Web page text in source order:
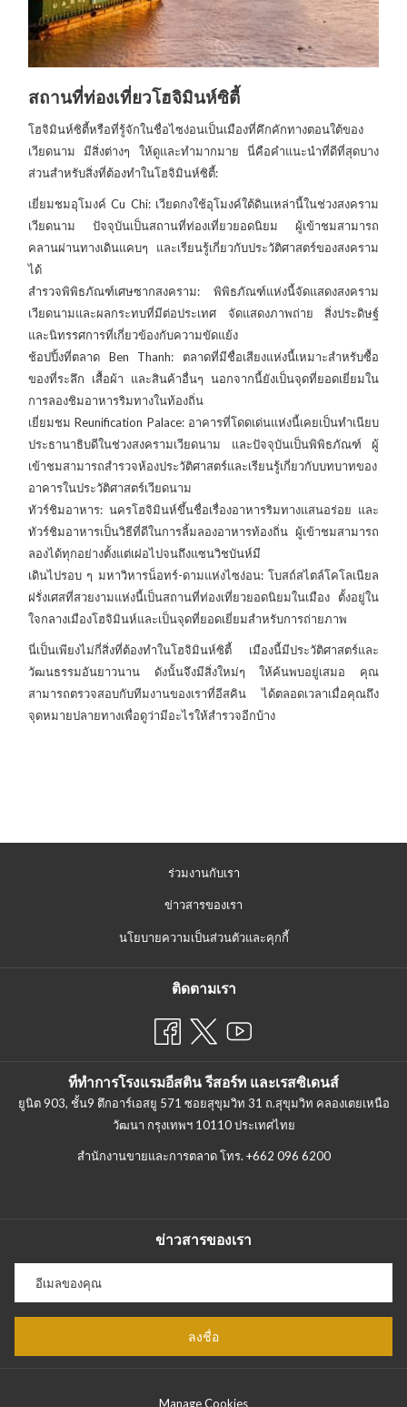
สถานที่ท่องเที่ยวโฮจิมินห์ซิตี้
โฮจิมินห์ซิตี้หรือที่รู้จักในชื่อไซง่อนเป็นเมืองที่คึกคักทางตอนใต้ของ
เวียดนาม มีสิ่งต่างๆ ให้ดูและทำมากมาย นี่คือคำแนะนำที่ดีที่สุดบาง
ส่วนสำหรับสิ่งที่ต้องทำในโฮจิมินห์ซิตี้:
เยี่ยมชมอุโมงค์ Cu Chi: เวียดกงใช้อุโมงค์ใต้ดินเหล่านี้ในช่วงสงคราม
เวียดนาม ปัจจุบันเป็นสถานที่ท่องเที่ยวยอดนิยม ผู้เข้าชมสามารถ
คลานผ่านทางเดินแคบๆ และเรียนรู้เกี่ยวกับประวัติศาสตร์ของสงคราม
ได้
สำรวจพิพิธภัณฑ์เศษซากสงคราม: พิพิธภัณฑ์แห่งนี้จัดแสดงสงคราม
เวียดนามและผลกระทบที่มีต่อประเทศ จัดแสดงภาพถ่าย สิ่งประดิษฐ์
และนิทรรศการที่เกี่ยวข้องกับความขัดแย้ง
ช้อปปิ้งที่ตลาด Ben Thanh: ตลาดที่มีชื่อเสียงแห่งนี้เหมาะสำหรับซื้อ
ของที่ระลึก เสื้อผ้า และสินค้าอื่นๆ นอกจากนี้ยังเป็นจุดที่ยอดเยี่ยมใน
การลองชิมอาหารริมทางในท้องถิ่น
เยี่ยมชม Reunification Palace: อาคารที่โดดเด่นแห่งนี้เคยเป็นทำเนียบ
ประธานาธิบดีในช่วงสงครามเวียดนาม และปัจจุบันเป็นพิพิธภัณฑ์ ผู้
เข้าชมสามารถสำรวจห้องประวัติศาสตร์และเรียนรู้เกี่ยวกับบทบาทของ
อาคารในประวัติศาสตร์เวียดนาม
ทัวร์ชิมอาหาร: นครโฮจิมินห์ขึ้นชื่อเรื่องอาหารริมทางแสนอร่อย และ
ทัวร์ชิมอาหารเป็นวิธีที่ดีในการลิ้มลองอาหารท้องถิ่น ผู้เข้าชมสามารถ
ลองได้ทุกอย่างตั้งแต่เฝอไปจนถึงแซนวิชบันห์มี
เดินไปรอบ ๆ มหาวิหารน็อทร์-ดามแห่งไซง่อน: โบสถ์สไตล์โคโลเนียล
ฝรั่งเศสที่สวยงามแห่งนี้เป็นสถานที่ท่องเที่ยวยอดนิยมในเมือง ตั้งอยู่ใน
ใจกลางเมืองโฮจิมินห์และเป็นจุดที่ยอดเยี่ยมสำหรับการถ่ายภาพ
นี่เป็นเพียงไม่กี่สิ่งที่ต้องทำในโฮจิมินห์ซิตี้ เมืองนี้มีประวัติศาสตร์และ
วัฒนธรรมอันยาวนาน ดังนั้นจึงมีสิ่งใหม่ๆ ให้ค้นพบอยู่เสมอ คุณ
สามารถตรวจสอบกับทีมงานของเราที่อีสคิน ได้ตลอดเวลาเมื่อคุณถึง
จุดหมายปลายทางเพื่อดูว่ามีอะไรให้สำรวจอีกบ้าง
ร่วมงานกับเรา
ข่าวสารของเรา
นโยบายความเป็นส่วนตัวและคุกกี้
ติดตามเรา
ที่ทำการโรงแรมอีสติน รีสอร์ท และเรสซิเดนส์
ยูนิต 903, ชั้น9 ตึกอาร์เอสยู 571 ซอยสุขุมวิท 31 ถ.สุขุมวิท คลองเตยเหนือ
วัฒนา กรุงเทพฯ 10110 ประเทศไทย
สำนักงานขายและการตลาด โทร. +662 096 6200
ข่าวสารของเรา
ลงชื่อ
Manage Cookies